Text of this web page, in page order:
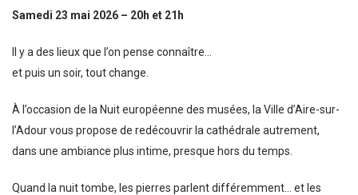
Samedi 23 mai 2026 – 20h et 21h
Il y a des lieux que l’on pense connaître…
et puis un soir, tout change.
À l’occasion de la Nuit européenne des musées, la Ville d’Aire-sur-
l’Adour vous propose de redécouvrir la cathédrale autrement,
dans une ambiance plus intime, presque hors du temps.
Quand la nuit tombe, les pierres parlent différemment… et les